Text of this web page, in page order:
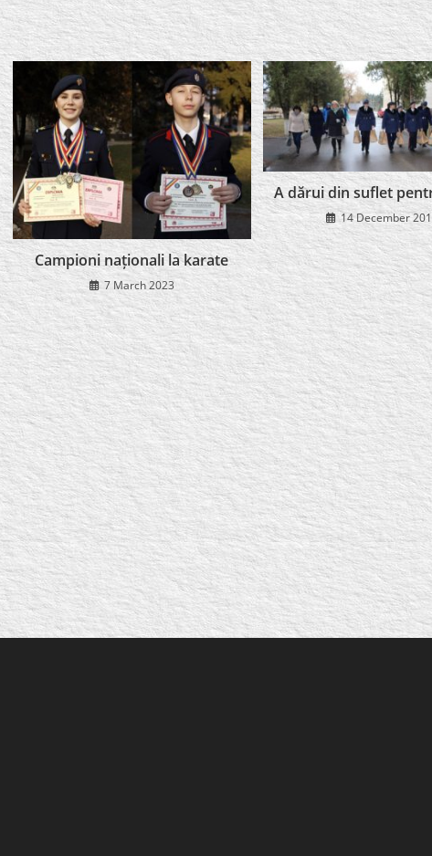
Campioni naționali la karate
7 March 2023
A dărui din suflet
14 December